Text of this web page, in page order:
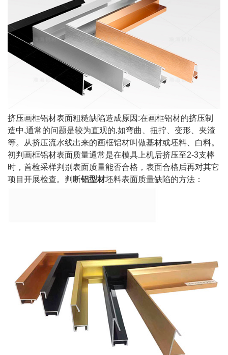
挤压画框铝材表面粗糙缺陷造成原因:在画框铝材的挤压制
造中,通常的问题是较为直观的,如弯曲、扭拧、变形、夹渣
等。从挤压流水线出来的画框铝材叫做基材或坯料、白料。
初判画框铝材表面质量通常是在模具上机后挤压至2-3支棒
时，首检采样判别表面质量能否合格，表面合格后再对其它
项目开展检查。判断铝型材坯料表面质量缺陷的方法：